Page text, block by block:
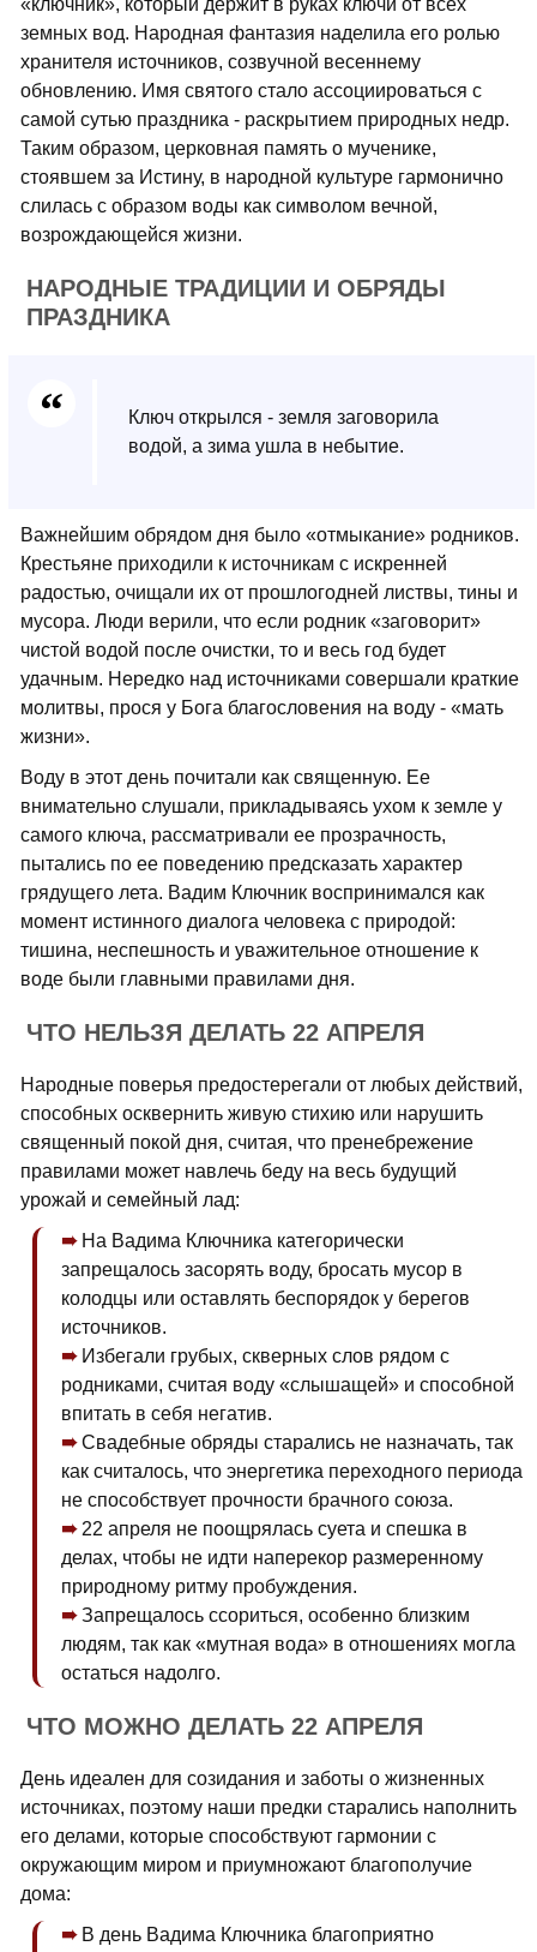
«ключник», который держит в руках ключи от всех
земных вод. Народная фантазия наделила его ролью
хранителя источников, созвучной весеннему
обновлению. Имя святого стало ассоциироваться с
самой сутью праздника - раскрытием природных недр.
Таким образом, церковная память о мученике,
стоявшем за Истину, в народной культуре гармонично
слилась с образом воды как символом вечной,
возрождающейся жизни.
НАРОДНЫЕ ТРАДИЦИИ И ОБРЯДЫ
ПРАЗДНИКА
Ключ открылся - земля заговорила
водой, а зима ушла в небытие.
Важнейшим обрядом дня было «отмыкание» родников.
Крестьяне приходили к источникам с искренней
радостью, очищали их от прошлогодней листвы, тины и
мусора. Люди верили, что если родник «заговорит»
чистой водой после очистки, то и весь год будет
удачным. Нередко над источниками совершали краткие
молитвы, прося у Бога благословения на воду - «мать
жизни».
Воду в этот день почитали как священную. Ее
внимательно слушали, прикладываясь ухом к земле у
самого ключа, рассматривали ее прозрачность,
пытались по ее поведению предсказать характер
грядущего лета. Вадим Ключник воспринимался как
момент истинного диалога человека с природой:
тишина, неспешность и уважительное отношение к
воде были главными правилами дня.
ЧТО НЕЛЬЗЯ ДЕЛАТЬ 22 АПРЕЛЯ
Народные поверья предостерегали от любых действий,
способных осквернить живую стихию или нарушить
священный покой дня, считая, что пренебрежение
правилами может навлечь беду на весь будущий
урожай и семейный лад:
На Вадима Ключника категорически
запрещалось засорять воду, бросать мусор в
колодцы или оставлять беспорядок у берегов
источников.
Избегали грубых, скверных слов рядом с
родниками, считая воду «слышащей» и способной
впитать в себя негатив.
Свадебные обряды старались не назначать, так
как считалось, что энергетика переходного периода
не способствует прочности брачного союза.
22 апреля не поощрялась суета и спешка в
делах, чтобы не идти наперекор размеренному
природному ритму пробуждения.
Запрещалось ссориться, особенно близким
людям, так как «мутная вода» в отношениях могла
остаться надолго.
ЧТО МОЖНО ДЕЛАТЬ 22 АПРЕЛЯ
День идеален для созидания и заботы о жизненных
источниках, поэтому наши предки старались наполнить
его делами, которые способствуют гармонии с
окружающим миром и приумножают благополучие
дома:
В день Вадима Ключника благоприятно